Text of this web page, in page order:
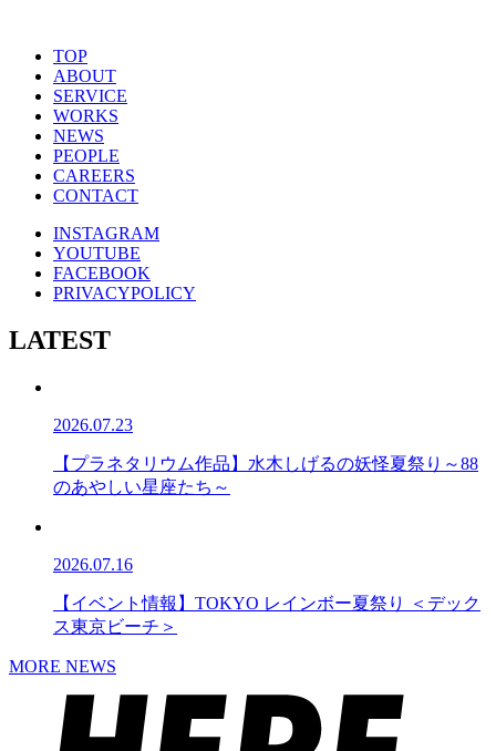
TOP
ABOUT
SERVICE
WORKS
NEWS
PEOPLE
CAREERS
CONTACT
INSTAGRAM
YOUTUBE
FACEBOOK
PRIVACYPOLICY
LATEST
2026.07.23
【プラネタリウム作品】水木しげるの妖怪夏祭り～88
のあやしい星座たち～
2026.07.16
【イベント情報】TOKYO レインボー夏祭り ＜デック
ス東京ビーチ＞
MORE NEWS